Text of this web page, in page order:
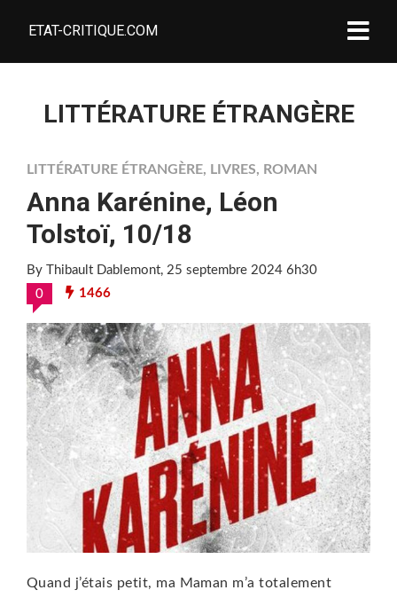
ETAT-CRITIQUE.COM
LITTÉRATURE ÉTRANGÈRE
LITTÉRATURE ÉTRANGÈRE, LIVRES, ROMAN
Anna Karénine, Léon
Tolstoï, 10/18
By Thibault Dablemont, 25 septembre 2024 6h30
0
1466
Quand j’étais petit, ma Maman m’a totalement